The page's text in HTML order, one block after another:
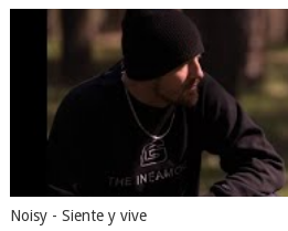
Noisy - Siente y vive